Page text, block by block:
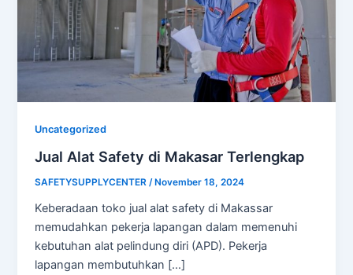
Uncategorized
Jual Alat Safety di Makasar Terlengkap
SAFETYSUPPLYCENTER /November 18, 2024
Keberadaan toko jual alat safety di Makassar
memudahkan pekerja lapangan dalam memenuhi
kebutuhan alat pelindung diri (APD). Pekerja
lapangan membutuhkan […]